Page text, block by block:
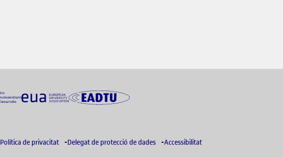
Política de privacitat Delegat de protecció de dades Accessibilitat